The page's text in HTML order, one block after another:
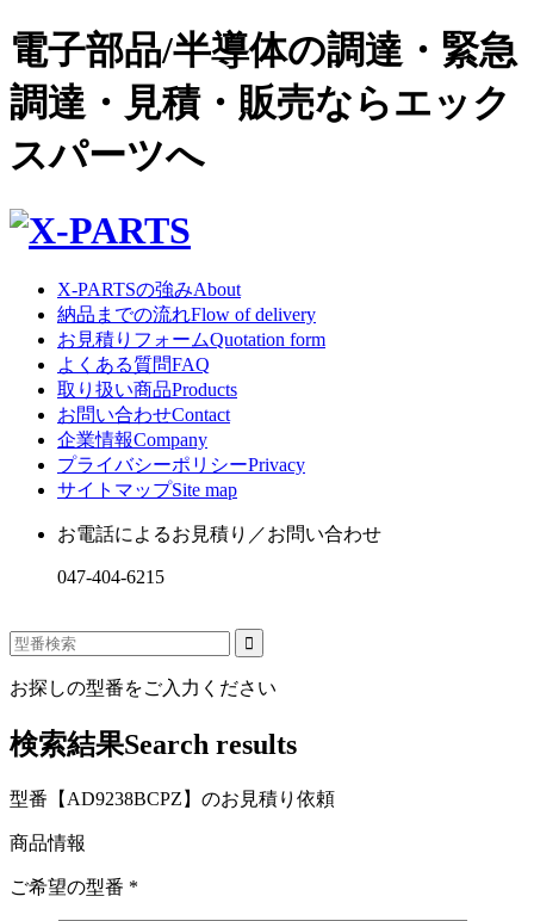
電子部品/半導体の調達・緊急
調達・見積・販売ならエック
スパーツへ
X-PARTSの強みAbout
納品までの流れFlow of delivery
お見積りフォームQuotation form
よくある質問FAQ
取り扱い商品Products
お問い合わせContact
企業情報Company
プライバシーポリシーPrivacy
サイトマップSite map
お電話によるお見積り／お問い合わせ
047-404-6215
お探しの型番をご入力ください
検索結果Search results
型番【AD9238BCPZ】のお見積り依頼
商品情報
ご希望の型番 *